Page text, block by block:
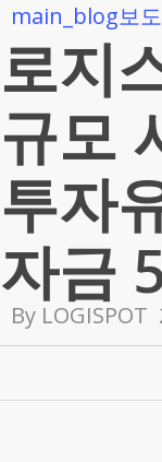
main_blog보
로지
규모
투자
자금
By LOGISPOT